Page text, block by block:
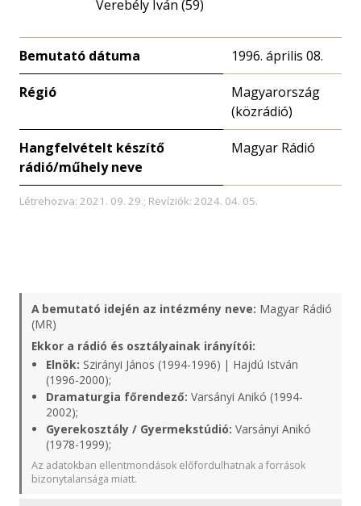
Verebély Iván (59)
Bemutató dátuma 1996. április 08.
Régió
Magyarország
(közrádió)
Hangfelvételt készítő
rádió/műhely neve
Magyar Rádió
Létrehozva: 2021. 09. 29.; Revíziók: 2024. 04. 05.
A bemutató idején az intézmény neve: Magyar Rádió
(MR)
Ekkor a rádió és osztályainak irányítói:
Elnök: Szirányi János (1994-1996) | Hajdú István
(1996-2000);
Dramaturgia főrendező: Varsányi Anikó (1994-
2002);
Gyerekosztály / Gyermekstúdió: Varsányi Anikó
(1978-1999);
Az adatokban ellentmondások előfordulhatnak a források
bizonytalansága miatt.